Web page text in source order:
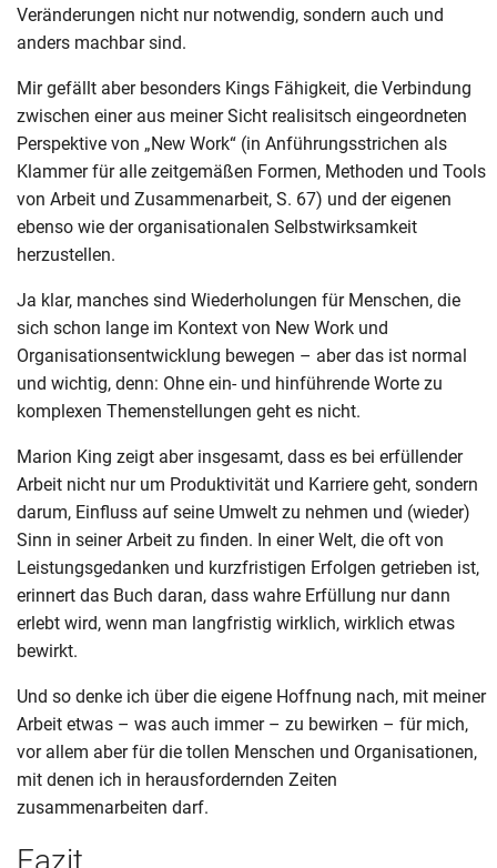
Veränderungen nicht nur notwendig, sondern auch und
anders machbar sind.
Mir gefällt aber besonders Kings Fähigkeit, die Verbindung
zwischen einer aus meiner Sicht realisitsch eingeordneten
Perspektive von „New Work“ (in Anführungsstrichen als
Klammer für alle zeitgemäßen Formen, Methoden und Tools
von Arbeit und Zusammenarbeit, S. 67) und der eigenen
ebenso wie der organisationalen Selbstwirksamkeit
herzustellen.
Ja klar, manches sind Wiederholungen für Menschen, die
sich schon lange im Kontext von New Work und
Organisationsentwicklung bewegen – aber das ist normal
und wichtig, denn: Ohne ein- und hinführende Worte zu
komplexen Themenstellungen geht es nicht.
Marion King zeigt aber insgesamt, dass es bei erfüllender
Arbeit nicht nur um Produktivität und Karriere geht, sondern
darum, Einfluss auf seine Umwelt zu nehmen und (wieder)
Sinn in seiner Arbeit zu finden. In einer Welt, die oft von
Leistungsgedanken und kurzfristigen Erfolgen getrieben ist,
erinnert das Buch daran, dass wahre Erfüllung nur dann
erlebt wird, wenn man langfristig wirklich, wirklich etwas
bewirkt.
Und so denke ich über die eigene Hoffnung nach, mit meiner
Arbeit etwas – was auch immer – zu bewirken – für mich,
vor allem aber für die tollen Menschen und Organisationen,
mit denen ich in herausfordernden Zeiten
zusammenarbeiten darf.